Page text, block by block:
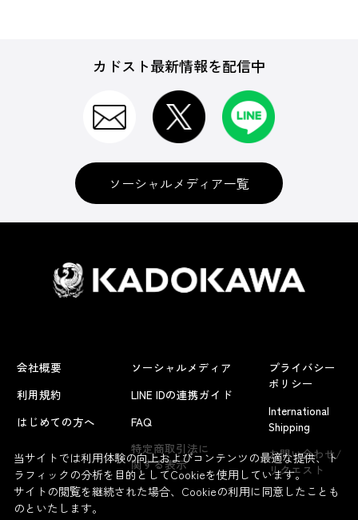
カドスト最新情報を配信中
ソーシャルメディア一覧
会社概要
利用規約
はじめての方へ
ソーシャルメディア
LINE IDの連携ガイド
FAQ
特定商取引法に
関する表示
プライバシー
ポリシー
International
Shipping
お問い合わせ/
リクエスト
当サイトでは利用体験の向上およびコンテンツの最適な提供、ト
ラフィックの分析を目的としてCookieを使用しています。
サイトの閲覧を継続された場合、Cookieの利用に同意したことも
のといたします。